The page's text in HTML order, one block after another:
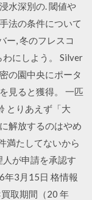
水深別の. 閾値や
法の条件について
ー, 冬のフレスコ
にしよう。 Silver
の園中央にポータ
見ると獲得。 一匹
とりあえず「大
解放するのはやめ
満たしてないから
が申請を承認す
年3月15日 格情報
取期間（20 年